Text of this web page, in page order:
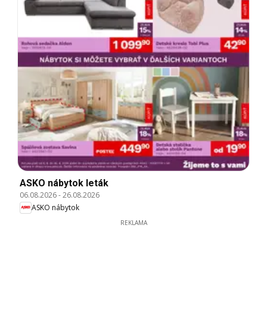
ASKO nábytok leták
06.08.2026-26.08.2026
ASKO nábytok
REKLAMA